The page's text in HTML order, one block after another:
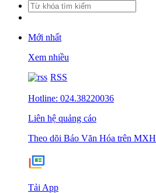
Mới nhất
Xem nhiều
RSS
Hotline: 024.38220036
Liên hệ quảng cáo
Theo dõi Báo Văn Hóa trên MXH
Tải App